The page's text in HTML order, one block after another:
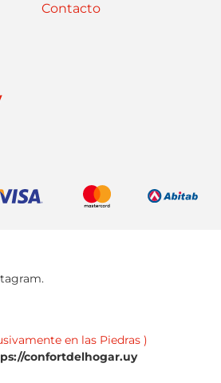
Contacto
en las Piedras )
confortdelhogar.uy